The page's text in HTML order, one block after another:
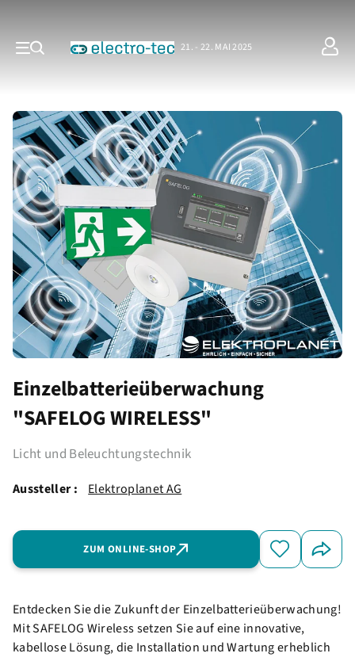
21. - 22. MAI 2025
Einzelbatterieüberwachung
"SAFELOG WIRELESS"
Licht und Beleuchtungstechnik
Aussteller : Elektroplanet AG
ZUM ONLINE-SHOP
Entdecken Sie die Zukunft der Einzelbatterieüberwachung!
Mit SAFELOG Wireless setzen Sie auf eine innovative,
kabellose Lösung, die Installation und Wartung erheblich